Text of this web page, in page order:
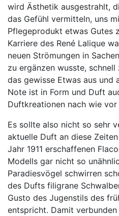
wird Ästhetik ausgestrahlt,
das Gefühl vermitteln, uns
Pflegeprodukt etwas Gutes
Karriere des René Lalique
neuen Strömungen in
zu ergänzen wusste,
das gewisse Etwas aus und
Note ist in Form und Duft
Duftkreationen nach wie vor
Es sollte also nicht so sehr
aktuelle Duft an diese
Jahr 1911 erschaffenen
Modells gar nicht so
Paradiesvögel schwirren
des Dufts filigrane
Gusto des Jugenstils des
entspricht. Damit